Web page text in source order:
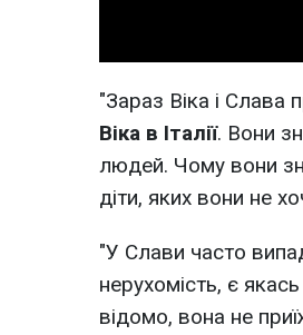
"Зараз Віка і
Віка в Італії. Вони
людей. Чому вони
діти, яких вони не
"У Слави часто
нерухомість, є
відомо, вона не